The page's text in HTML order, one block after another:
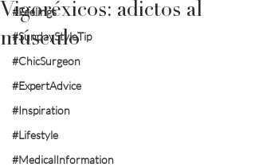
#Feelings
#SundayStyleTip
#ChicSurgeon
#ExpertAdvice
#Inspiration
#Lifestyle
#MedicalInformation
Vigoréxicos: adictos al
músculo